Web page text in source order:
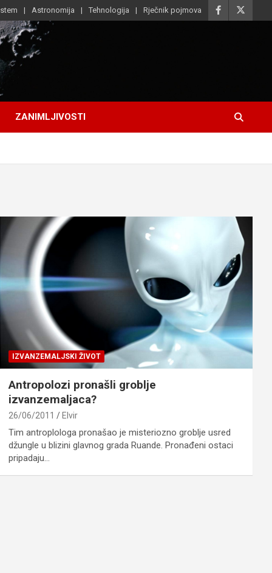
Astronomija Tehnologija Rječnik pojmova
ZANIMLJIVOSTI
IZVANZEMALJSKI ŽIVOT
Antropolozi pronašli groblje
izvanzemaljaca?
26/06/2011 Elvir
Tim antroplologa pronašao je misteriozno groblje usred
džungle u blizini glavnog grada Ruande. Pronađeni ostaci
pripadaju…